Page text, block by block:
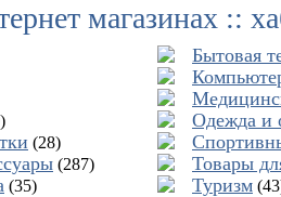
магазинах ::
Бытовая
Одежда и
(28)
(287)
Товары
(35) Туризм